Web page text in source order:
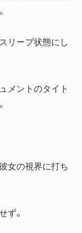
リープ状態にし
メントのタイト
女の視界に打ち
ず。